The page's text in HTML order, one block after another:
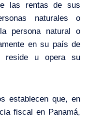
las rentas de sus
naturales o
persona natural o
en su país de
reside u opera su
establecen que, en
fiscal en Panamá,